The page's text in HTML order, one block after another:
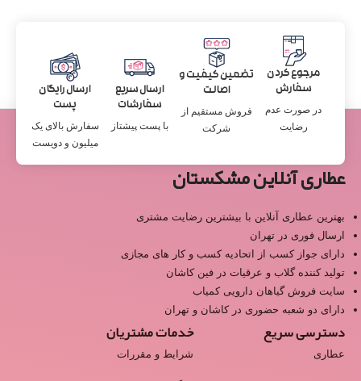
مرجوع کردن
سفارش
در صورت عدم
رضایت
تضمین کیفیت و
اصالت
فروش مستقیم از
شرکت
ارسال سریع
سفارشات
با پست پیشتاز
ارسال رایگان
پست
سفارش بالای یک
میلیون و دویست
عطاری آنلاین مشکستان
بهترین عطاری آنلاین با بیشترین رضایت مشتری
ارسال فوری در تهران
دارای جواز کسب از اتحادیه کسب و کار های مجازی
تولید کننده گلاب و عرقیات در فین کاشان
سایت فروش گیاهان دارویی کمیاب
دارای دو شعبه حضوری در کاشان و تهران
دسترسی سریع
عطاری
خدمات مشتریان
شرایط و مقررات